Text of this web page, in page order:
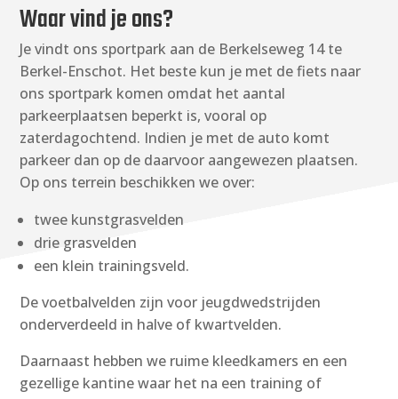
Waar vind je ons?
Je vindt ons sportpark aan de Berkelseweg 14 te
Berkel-Enschot. Het beste kun je met de fiets naar
ons sportpark komen omdat het aantal
parkeerplaatsen beperkt is, vooral op
zaterdagochtend. Indien je met de auto komt
parkeer dan op de daarvoor aangewezen plaatsen.
Op ons terrein beschikken we over:
twee kunstgrasvelden
drie grasvelden
een klein trainingsveld.
De voetbalvelden zijn voor jeugdwedstrijden
onderverdeeld in halve of kwartvelden.
Daarnaast hebben we ruime kleedkamers en een
gezellige kantine waar het na een training of